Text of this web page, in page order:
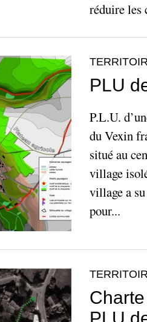
réduire les
PLU
P.L.U.
du Vexin
situé au
village
village a
pour...